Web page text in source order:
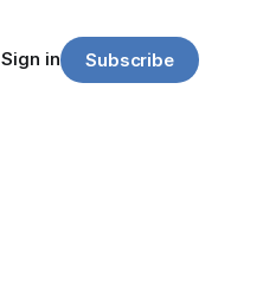
Sign in Subscribe